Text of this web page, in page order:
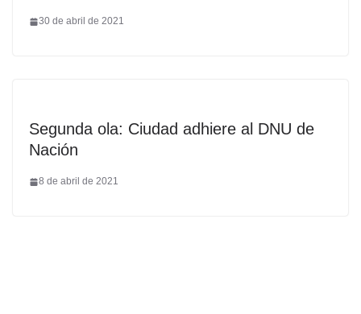
30 de abril de 2021
Segunda ola: Ciudad adhiere al DNU de
Nación
8 de abril de 2021